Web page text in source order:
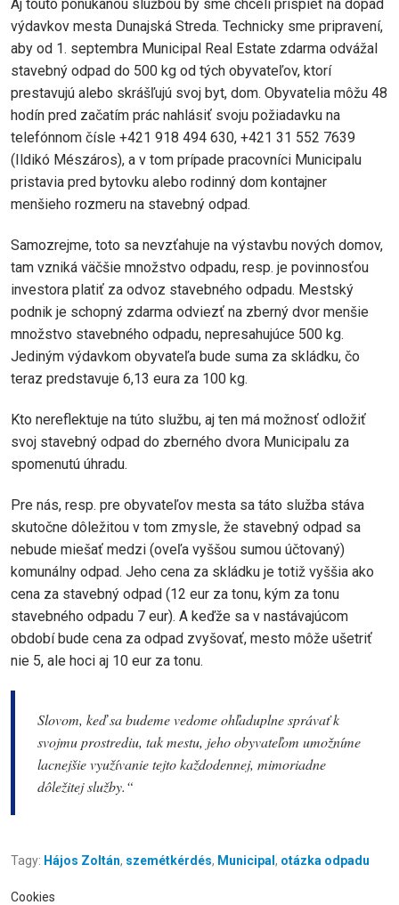
Aj touto ponúkanou službou by sme chceli prispieť na dopad
výdavkov mesta Dunajská Streda. Technicky sme pripravení,
aby od 1. septembra Municipal Real Estate zdarma odvážal
stavebný odpad do 500 kg od tých obyvateľov, ktorí
prestavujú alebo skrášľujú svoj byt, dom. Obyvatelia môžu 48
hodín pred začatím prác nahlásiť svoju požiadavku na
telefónnom čísle +421 918 494 630, +421 31 552 7639
(Ildikó Mészáros), a v tom prípade pracovníci Municipalu
pristavia pred bytovku alebo rodinný dom kontajner
menšieho rozmeru na stavebný odpad.
Samozrejme, toto sa nevzťahuje na výstavbu nových domov,
tam vzniká väčšie množstvo odpadu, resp. je povinnosťou
investora platiť za odvoz stavebného odpadu. Mestský
podnik je schopný zdarma odviezť na zberný dvor menšie
množstvo stavebného odpadu, nepresahujúce 500 kg.
Jediným výdavkom obyvateľa bude suma za skládku, čo
teraz predstavuje 6,13 eura za 100 kg.
Kto nereflektuje na túto službu, aj ten má možnosť odložiť
svoj stavebný odpad do zberného dvora Municipalu za
spomenutú úhradu.
Pre nás, resp. pre obyvateľov mesta sa táto služba stáva
skutočne dôležitou v tom zmysle, že stavebný odpad sa
nebude miešať medzi (oveľa vyššou sumou účtovaný)
komunálny odpad. Jeho cena za skládku je totiž vyššia ako
cena za stavebný odpad (12 eur za tonu, kým za tonu
stavebného odpadu 7 eur). A keďže sa v nastávajúcom
období bude cena za odpad zvyšovať, mesto môže ušetriť
nie 5, ale hoci aj 10 eur za tonu.
Slovom, keď sa budeme vedome ohľaduplne správať k
svojmu prostrediu, tak mestu, jeho obyvateľom umožníme
lacnejšie využívanie tejto každodennej, mimoriadne
dôležitej služby.“
Tagy: Hájos Zoltán, szemétkérdés, Municipal , otázka odpadu
Cookies